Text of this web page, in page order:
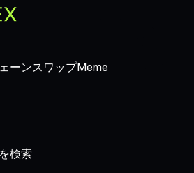
ーンスワップMeme
検索